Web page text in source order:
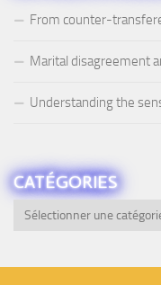
From counter-
Marital disagreement
Understanding the
CATÉGORIES
Catégories